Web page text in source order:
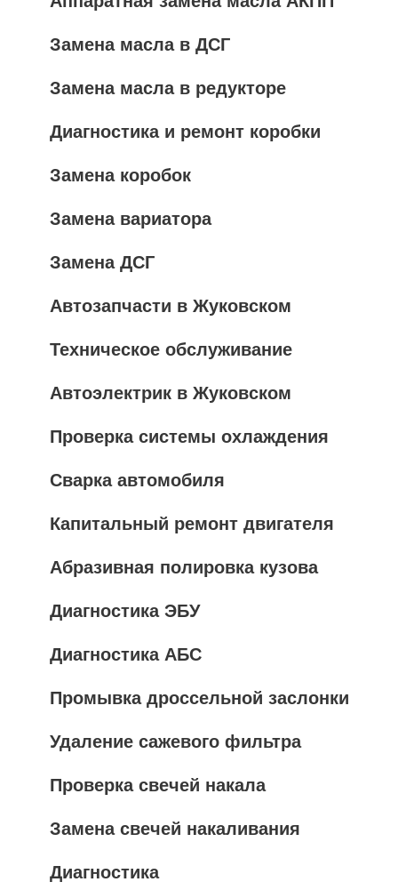
Замена масла в ДСГ
Замена масла в редукторе
Диагностика и ремонт коробки
Замена коробок
Замена вариатора
Замена ДСГ
Автозапчасти в Жуковском
Техническое обслуживание
Автоэлектрик в Жуковском
Проверка системы охлаждения
Сварка автомобиля
Капитальный ремонт двигателя
Абразивная полировка кузова
Диагностика ЭБУ
Диагностика АБС
Промывка дроссельной заслонки
Удаление сажевого фильтра
Проверка свечей накала
Замена свечей накаливания
Диагностика